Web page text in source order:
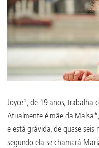
Joyce*, de 19 anos, trabalha
Atualmente é mãe da
e está grávida, de quase seis
segundo ela se chamará